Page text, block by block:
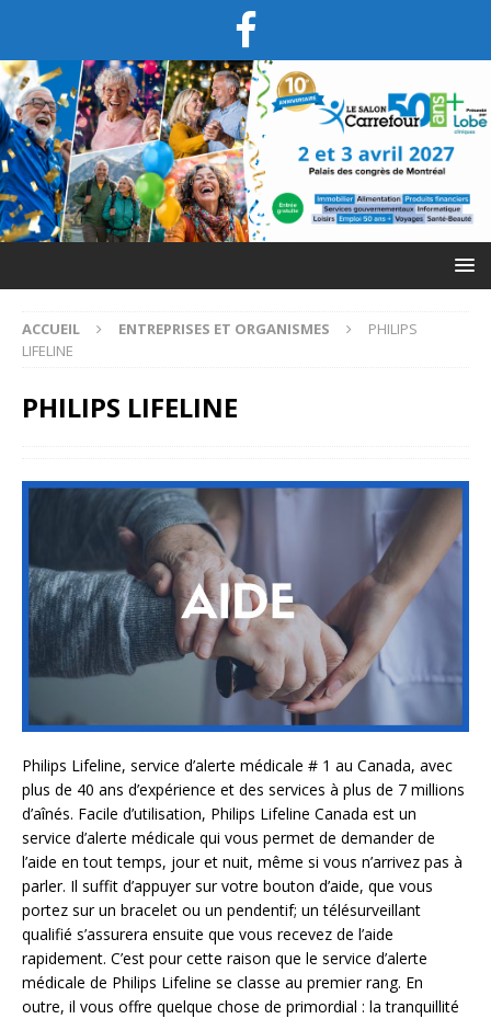
ACCUEIL ENTREPRISES ET ORGANISMES
PHILIPS
LIFELINE
PHILIPS LIFELINE
Philips Lifeline, service d’alerte médicale # 1 au Canada, avec
plus de 40 ans d’expérience et des services à plus de 7 millions
d’aînés. Facile d’utilisation, Philips Lifeline Canada est un
service d’alerte médicale qui vous permet de demander de
l’aide en tout temps, jour et nuit, même si vous n’arrivez pas à
parler. Il suffit d’appuyer sur votre bouton d’aide, que vous
portez sur un bracelet ou un pendentif; un télésurveillant
qualifié s’assurera ensuite que vous recevez de l’aide
rapidement. C’est pour cette raison que le service d’alerte
médicale de Philips Lifeline se classe au premier rang. En
outre, il vous offre quelque chose de primordial : la tranquillité